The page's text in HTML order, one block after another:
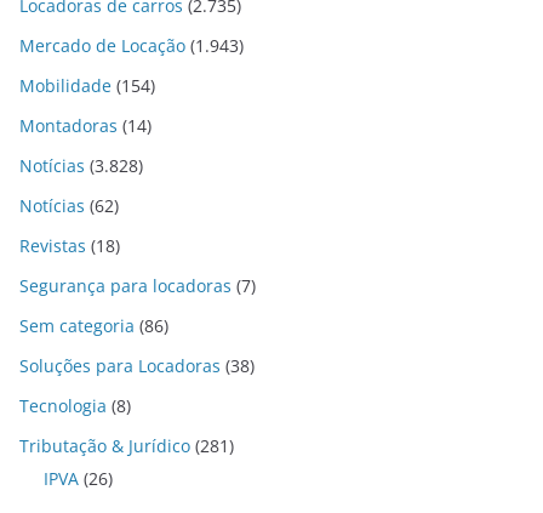
Locadoras de carros (2.735)
Mercado de Locação (1.943)
Mobilidade (154)
Montadoras (14)
Notícias (3.828)
Notícias (62)
Revistas (18)
Segurança para locadoras (7)
Sem categoria (86)
Soluções para Locadoras (38)
Tecnologia (8)
Tributação & Jurídico (281)
IPVA (26)